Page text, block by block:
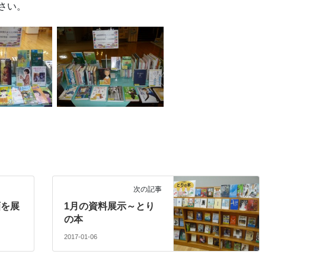
い。
展
次の記事
1月の資料展示～とり
の本
2017-01-06